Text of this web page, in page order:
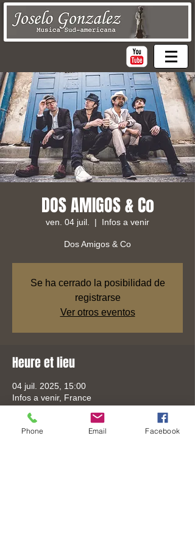
DOS AMIGOS & Co
ven. 04 juil.
  |
Infos a venir
Dos Amigos & Co
Se ha cerrado la posibilidad de
registrarse
Ver otros eventos
Heure et lieu
04 juil. 2025, 15:00
Infos a venir, France
Phone Email Facebook